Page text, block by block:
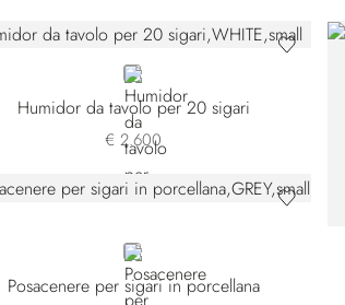
WHITE
Humidor da tavolo per 20 sigari
€ 2.600
GREY
Posacenere per sigari in porcellana